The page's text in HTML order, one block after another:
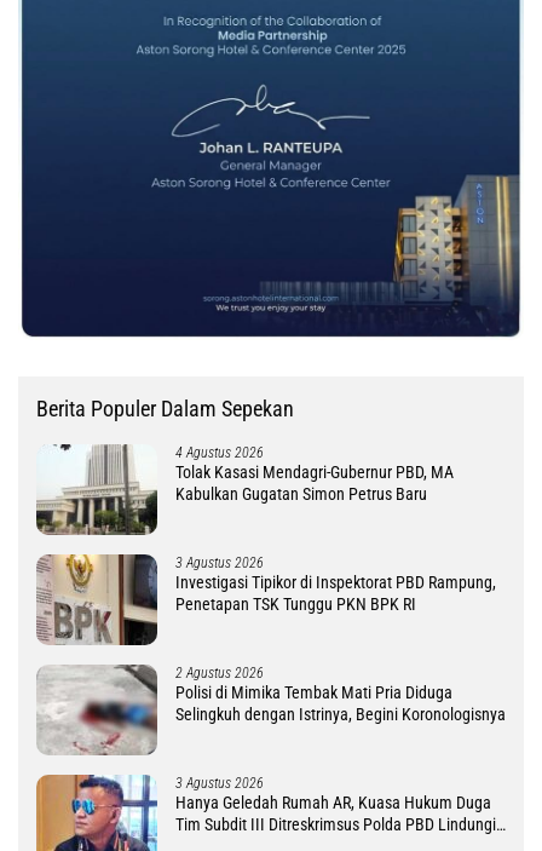
Berita Populer Dalam Sepekan
4 Agustus 2026
Tolak Kasasi Mendagri-Gubernur PBD, MA
Kabulkan Gugatan Simon Petrus Baru
3 Agustus 2026
Investigasi Tipikor di Inspektorat PBD Rampung,
Penetapan TSK Tunggu PKN BPK RI
2 Agustus 2026
Polisi di Mimika Tembak Mati Pria Diduga
Selingkuh dengan Istrinya, Begini Koronologisnya
3 Agustus 2026
Hanya Geledah Rumah AR, Kuasa Hukum Duga
Tim Subdit III Ditreskrimsus Polda PBD Lindungi